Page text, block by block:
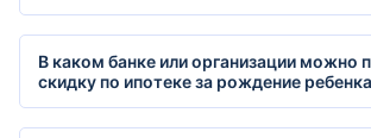
В каком банке или организации можно
скидку по ипотеке за рождение